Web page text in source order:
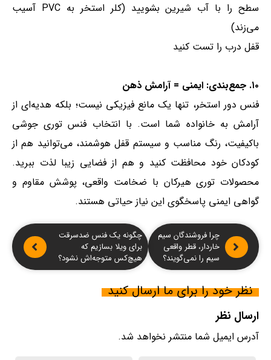
سطح را با آب شیرین بشویید (کلر استخر به PVC آسیب
می‌زند)
قفل درب را تست کنید
۱۰. جمع‌بندی: ایمنی = آرامش ذهن
فنس دور استخر، تنها یک مانع فیزیکی نیست؛ بلکه هدیه‌ای از
آرامش به خانواده شما است. با انتخاب فنس توری جوشی
باکیفیت، رنگ مناسب و سیستم قفل هوشمند، می‌توانید هم از
کودکان خود محافظت کنید و هم از فضایی زیبا لذت ببرید.
محصولات توری هیرکان با ضخامت واقعی، پوشش مقاوم و
گواهی ایمنی پاسخگوی این نیاز حیاتی هستند.
چرا فروشندگان سیم
خاردار، قطر واقعی
سیم را نمی‌گویند؟
چگونه یک فنس ضدسرقت
برای ویلا بسازیم که
هیچ‌کس متوجه‌اش نشود؟
نظر خود را برای ما ارسال کنید
ارسال نظر
آدرس ایمیل شما منتشر نخواهد شد.